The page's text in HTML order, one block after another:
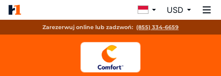
USD
Zarezerwuj online lub zadzwoń: (855) 334-6659